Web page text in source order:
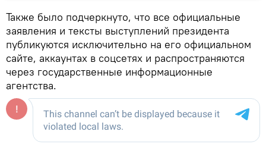
Также было подчеркнуто, что все официальные
заявления и тексты выступлений президента
публикуются исключительно на его официальном
сайте, аккаунтах в соцсетях и распространяются
через государственные информационные
агентства.